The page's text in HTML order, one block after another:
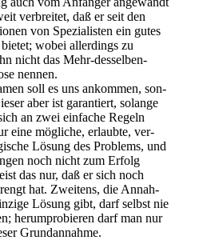
ver­brei­tet, daß er seit den
von Spe­zia­lis­ten ein gutes
wobei aller­dings zu
nicht das Mehr-des­sel­ben-
nennen.
soll es uns ankom­men, son­
aber ist garan­tiert, solan­ge
an zwei ein­fa­che Regeln
eine mög­li­che, erlaub­te, ver­
Lösung des Pro­blems, und
noch nicht zum Erfolg
das nur, daß er sich noch
hat. Zwei­tens, die Annah­
Lösung gibt, darf selbst nie
her­um­pro­bie­ren darf man nur
Grundannahme.